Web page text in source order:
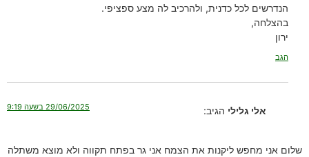
הנדרשים לכל כדנית, ולהרכיב לה מצע ספציפי.
בהצלחה,
ירון
הגב
אלי גלילי הגיב: 29/06/2025 בשעה 9:19
שלום אני מחפש ליקנות את הצמח אני גר בפתח תקווה ולא מוצא משתלה